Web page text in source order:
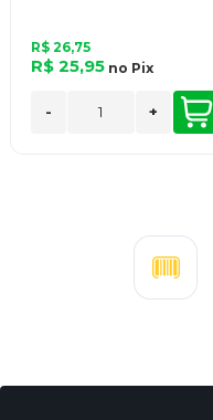
R$ 26,75
R$ 25,95 no Pix
- +